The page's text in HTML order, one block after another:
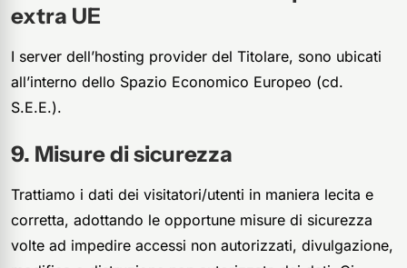
extra UE
I server dell’hosting provider del Titolare, sono ubicati
all’interno dello Spazio Economico Europeo (cd.
S.E.E.).
Misure di sicurezza
Trattiamo i dati dei visitatori/utenti in maniera lecita e
corretta, adottando le opportune misure di sicurezza
volte ad impedire accessi non autorizzati, divulgazione,